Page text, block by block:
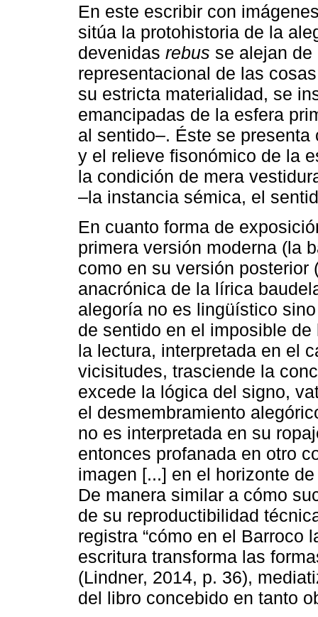
En este escribir con
sitúa la protohistoria de la
devenidas rebus se alejan
representacional de las
su estricta materialidad, se
emancipadas de la esfera
al sentido–. Éste se
y el relieve fisonómico de la
la condición de mera
–la instancia sémica, el
En cuanto forma de
primera versión moderna (la
como en su versión
anacrónica de la lírica
alegoría no es lingüístico
de sentido en el imposible
la lectura, interpretada en el
vicisitudes, trasciende la
excede la lógica del signo,
el desmembramiento
no es interpretada en su
entonces profanada en otro
imagen [...] en el horizonte
De manera similar a cómo
de su reproductibilidad
registra “cómo en el Barroco
escritura transforma las
(Lindner, 2014, p. 36),
del libro concebido en tanto